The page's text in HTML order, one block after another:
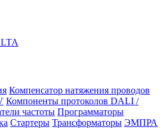
Компенсатор натяжения проводов
Компоненты протоколов DALI /
частоты Программаторы
Стартеры Трансформаторы ЭМПРА